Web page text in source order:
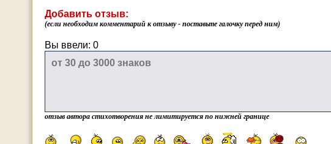
Добавить отзыв:
(если необходим комментарий к отзыву - поставьте галочку перед ним)
Вы ввели: 0
отзыв автора стихотворения не лимитируется по нижней границе